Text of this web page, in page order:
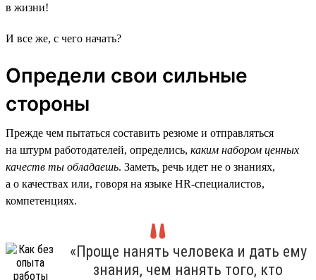
в жизни!
И все же, с чего начать?
Определи свои сильные
стороны
Прежде чем пытаться составить резюме и отправляться
на штурм работодателей, определись, каким набором ценных
качеств ты обладаешь. Заметь, речь идет не о знаниях,
а о качествах или, говоря на языке HR-специалистов,
компетенциях.
«Проще нанять человека и дать ему
знания, чем нанять того, кто